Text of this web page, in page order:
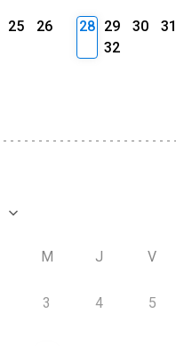
25
26
28 29 30
31
32
M J V
3 4 5